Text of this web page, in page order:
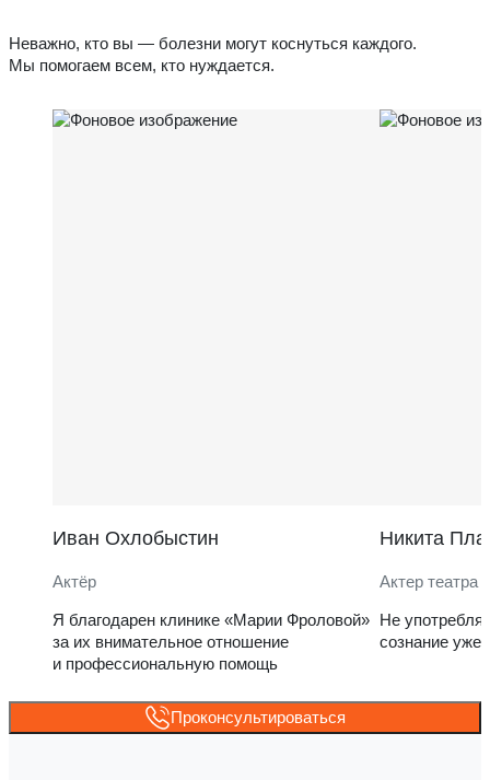
Неважно, кто вы — болезни могут коснуться каждого.
Мы помогаем всем, кто нуждается.
Иван Охлобыстин
Актёр
Я благодарен клинике «Марии Фроловой»
за их внимательное отношение
и профессиональную помощь
Никита
Актер театра
Не
сознание уже
Проконсультироваться